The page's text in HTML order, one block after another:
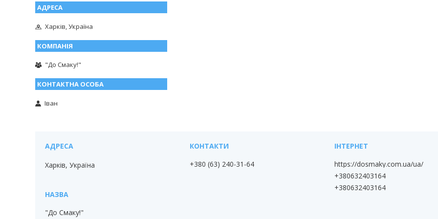
Харків, Україна
"До Смаку!"
Іван
Харків, Україна
"До Смаку!"
+380 (63) 240-31-64
https://dosmaky.com.ua/ua/
+380632403164
+380632403164